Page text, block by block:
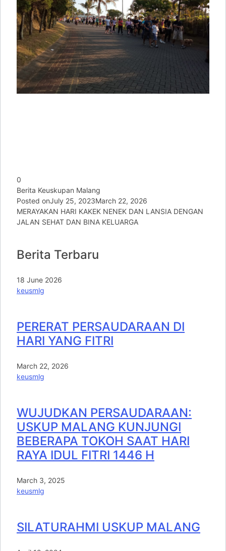
0
Berita Keuskupan Malang
Posted onJuly 25, 2023March 22, 2026
MERAYAKAN HARI KAKEK NENEK DAN LANSIA DENGAN
JALAN SEHAT DAN BINA KELUARGA
Berita Terbaru
18 June 2026
keusmlg
PERERAT PERSAUDARAAN DI
HARI YANG FITRI
March 22, 2026
keusmlg
WUJUDKAN PERSAUDARAAN:
USKUP MALANG KUNJUNGI
BEBERAPA TOKOH SAAT HARI
RAYA IDUL FITRI 1446 H
March 3, 2025
keusmlg
SILATURAHMI USKUP MALANG